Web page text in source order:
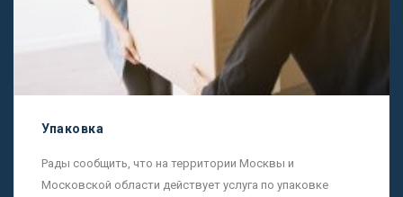
Упаковка
Рады сообщить, что на территории Москвы и
Московской области действует услуга по упаковке